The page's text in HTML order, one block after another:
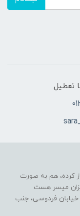
تعطیل
رو آغاز کرده، هم به صورت
میسر هست
خیابان فردوسی، جنب